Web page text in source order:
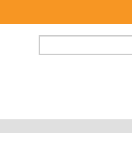
FORMULAIRE DE